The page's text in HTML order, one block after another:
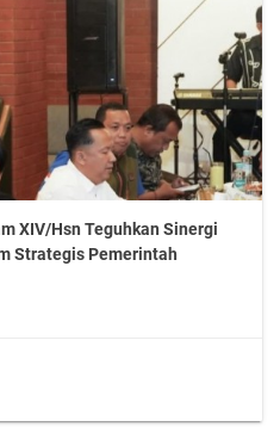
XIV/Hsn Teguhkan Sinergi
Strategis Pemerintah